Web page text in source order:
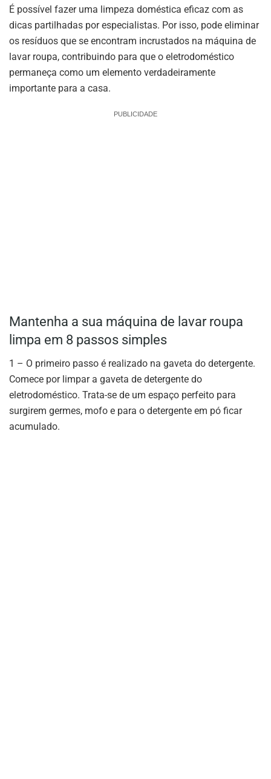
É possível fazer uma limpeza doméstica eficaz com as
dicas partilhadas por especialistas. Por isso, pode eliminar
os resíduos que se encontram incrustados na máquina de
lavar roupa, contribuindo para que o eletrodoméstico
permaneça como um elemento verdadeiramente
importante para a casa.
PUBLICIDADE
Mantenha a sua máquina de lavar roupa
limpa em 8 passos simples
1 – O primeiro passo é realizado na gaveta do detergente.
Comece por limpar a gaveta de detergente do
eletrodoméstico. Trata-se de um espaço perfeito para
surgirem germes, mofo e para o detergente em pó ficar
acumulado.